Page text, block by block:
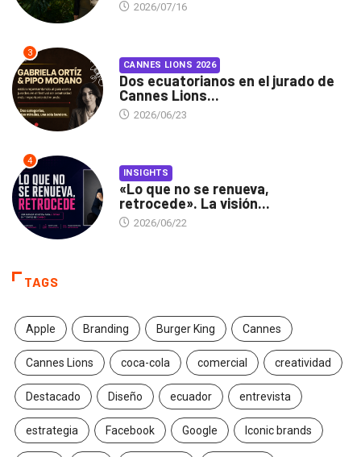
2026/07/16
3
CANNES LIONS 2026
Dos ecuatorianos en el jurado de
Cannes Lions...
2026/06/23
4
INSIGHTS
«Lo que no se renueva,
retrocede». La visión...
2026/06/22
TAGS
Apple Branding Burger King Cannes
Cannes Lions coca-cola comercial creatividad
Destacado Diseño ecuador entrevista
estrategia Facebook Google Iconic brands